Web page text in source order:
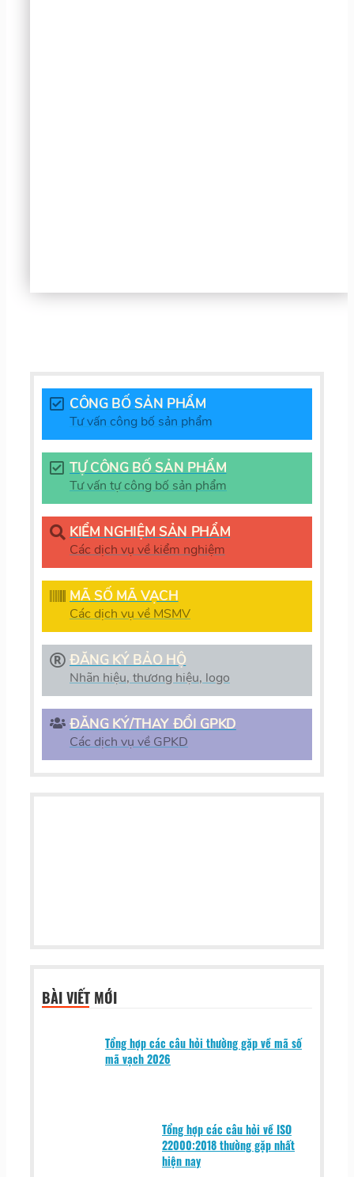
CÔNG BỐ SẢN PHẨM
Tư vấn công bố sản phẩm
TỰ CÔNG BỐ SẢN PHẨM
Tư vấn tự công bố sản phẩm
KIỂM NGHIỆM SẢN PHẨM
Các dịch vụ về kiểm nghiệm
MÃ SỐ MÃ VẠCH
Các dịch vụ về MSMV
ĐĂNG KÝ BẢO HỘ
Nhãn hiệu, thương hiệu, logo
ĐĂNG KÝ/THAY ĐỔI GPKD
Các dịch vụ về GPKD
BÀI VIẾT MỚI
Tổng hợp các câu hỏi thường gặp về mã số
mã vạch 2026
Tổng hợp các câu hỏi về ISO
22000:2018 thường gặp nhất
hiện nay